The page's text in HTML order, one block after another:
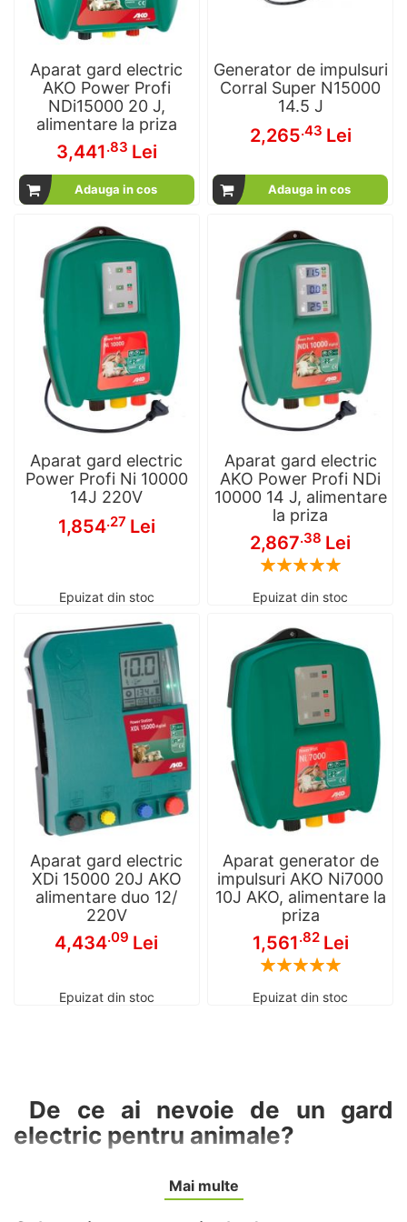
Aparat gard electric
AKO Power Profi
NDi15000 20 J,
alimentare la priza
3,441.83 Lei
Adauga in cos
Generator de impulsuri
Corral Super N15000
14.5 J
2,265.43 Lei
Adauga in cos
Aparat gard electric
Power Profi Ni 10000
14J 220V
1,854.27 Lei
Epuizat din stoc
Aparat gard electric
AKO Power Profi NDi
10000 14 J, alimentare
la priza
2,867.38 Lei
Rating:
Epuizat din stoc
Aparat gard electric
XDi 15000 20J AKO
alimentare duo 12/
220V
4,434.09 Lei
Epuizat din stoc
Aparat generator de
impulsuri AKO Ni7000
10J AKO, alimentare la
priza
1,561.82 Lei
Rating:
Epuizat din stoc
De ce ai nevoie de un gard
electric pentru animale?
Administrarea eficientă a fermei tale începe cu
implementarea unui sistem de protecție sigur.
Mai multe